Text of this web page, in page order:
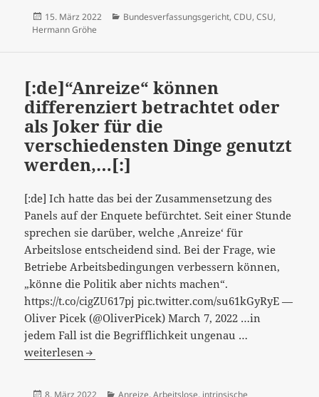
Eingemachte
[:]
Veröffentlicht
am
15. März 2022 Kategorien
Bundesverfassungsgericht, CDU, CSU,
Hermann Gröhe
[:de]“Anreize“ können
differenziert betrachtet oder
als Joker für die
verschiedensten Dinge genutzt
werden,…[:]
[:de] Ich hatte das bei der Zusammensetzung des
Panels auf der Enquete befürchtet. Seit einer Stunde
sprechen sie darüber, welche ‚Anreize‘ für
Arbeitslose entscheidend sind. Bei der Frage, wie
Betriebe Arbeitsbedingungen verbessern können,
„könne die Politik aber nichts machen“.
https://t.co/cigZU617pj pic.twitter.com/su61kGyRyE —
Oliver Picek (@OliverPicek) March 7, 2022 …in
jedem Fall ist die Begrifflichkeit ungenau …
weiterlesen
Veröffentlicht
8. März 2022 Kategorien
Anreize, Arbeitslose, intrinsische